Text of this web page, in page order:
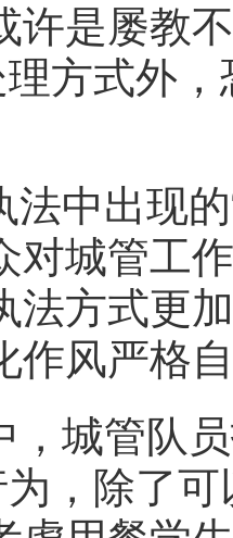
许是屡教
理方式外
法中出现
对城管工
法方式更
作风严格
，城管队
为，除了